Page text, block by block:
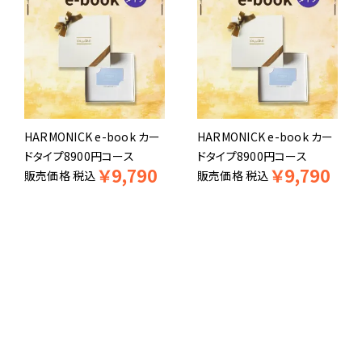
HARMONICK e-book カー
ドタイプ8900円コース
販売価格税込 ￥9,790
HARMONICK e-book カー
ドタイプ8900円コース
販売価格税込 ￥9,790